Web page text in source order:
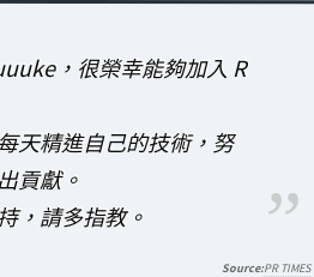
，很榮幸能夠加入 R
天精進自己的技術，努
貢獻。
，請多指教。
PR TIMES